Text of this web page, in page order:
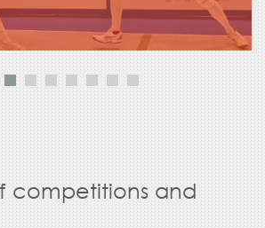
competitions and